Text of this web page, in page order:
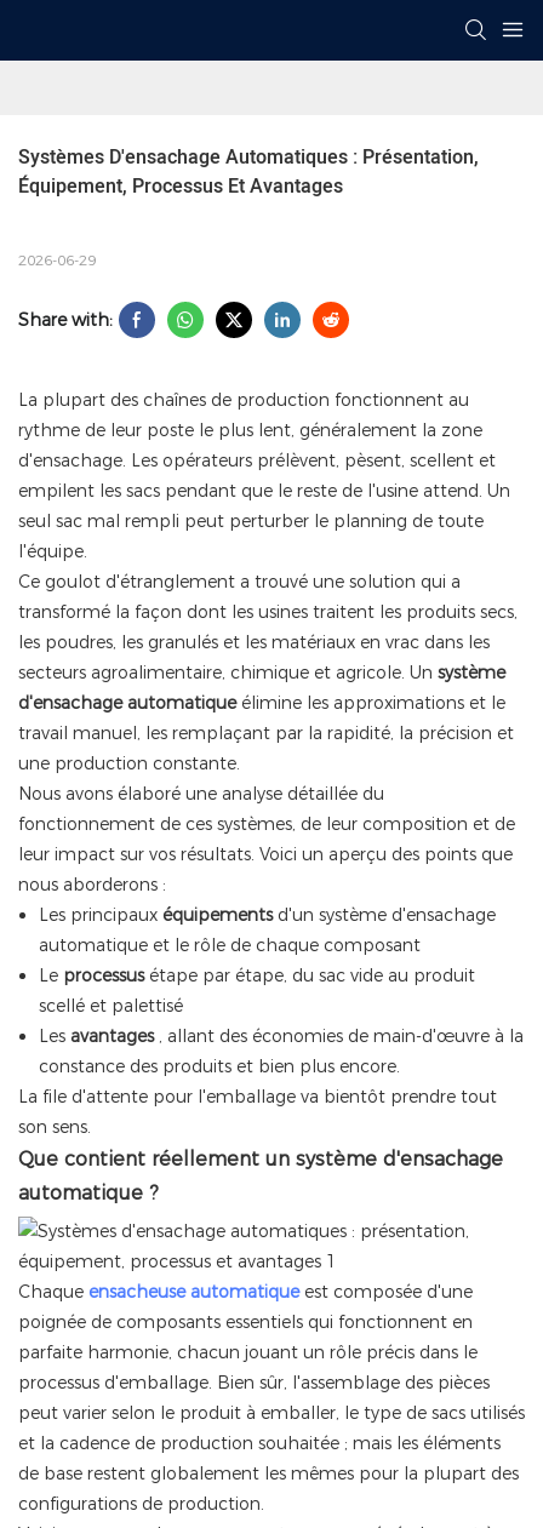
Systèmes D'ensachage Automatiques : Présentation,
Équipement, Processus Et Avantages
2026-06-29
Share with:
La plupart des chaînes de production fonctionnent au
rythme de leur poste le plus lent, généralement la zone
d'ensachage. Les opérateurs prélèvent, pèsent, scellent et
empilent les sacs pendant que le reste de l'usine attend. Un
seul sac mal rempli peut perturber le planning de toute
l'équipe.
Ce goulot d'étranglement a trouvé une solution qui a
transformé la façon dont les usines traitent les produits secs,
les poudres, les granulés et les matériaux en vrac dans les
secteurs agroalimentaire, chimique et agricole. Un système
d'ensachage automatique élimine les approximations et le
travail manuel, les remplaçant par la rapidité, la précision et
une production constante.
Nous avons élaboré une analyse détaillée du
fonctionnement de ces systèmes, de leur composition et de
leur impact sur vos résultats. Voici un aperçu des points que
nous aborderons :
Les principaux équipements d'un système d'ensachage
automatique et le rôle de chaque composant
Le processus étape par étape, du sac vide au produit
scellé et palettisé
Les avantages , allant des économies de main-d'œuvre à la
constance des produits et bien plus encore.
La file d'attente pour l'emballage va bientôt prendre tout
son sens.
Que contient réellement un système d'ensachage
automatique ?
Chaque ensacheuse automatique est composée d'une
poignée de composants essentiels qui fonctionnent en
parfaite harmonie, chacun jouant un rôle précis dans le
processus d'emballage. Bien sûr, l'assemblage des pièces
peut varier selon le produit à emballer, le type de sacs utilisés
et la cadence de production souhaitée ; mais les éléments
de base restent globalement les mêmes pour la plupart des
configurations de production.